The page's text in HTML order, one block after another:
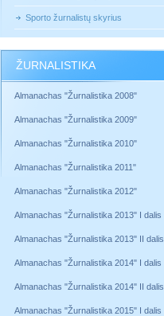
Sporto žurnalistų skyrius
ŽURNALISTIKA
Almanachas "Žurnalistika 2008"
Almanachas "Žurnalistika 2009"
Almanachas "Žurnalistika 2010"
Almanachas "Žurnalistika 2011"
Almanachas "Žurnalistika 2012"
Almanachas "Žurnalistika 2013" I dalis
Almanachas "Žurnalistika 2013" II dalis
Almanachas "Žurnalistika 2014" I dalis
Almanachas "Žurnalistika 2014" II dalis
Almanachas "Žurnalistika 2015" I dalis